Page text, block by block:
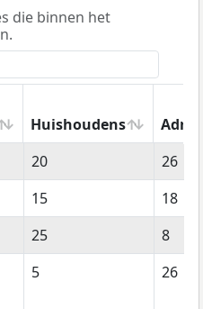
die binnen het
Huishoudens
Huishoudens
20
26
15
18
25
8
5 26